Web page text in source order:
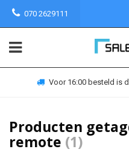
070 2629111
Voor 16:00 besteld is
Producten
remote (1)